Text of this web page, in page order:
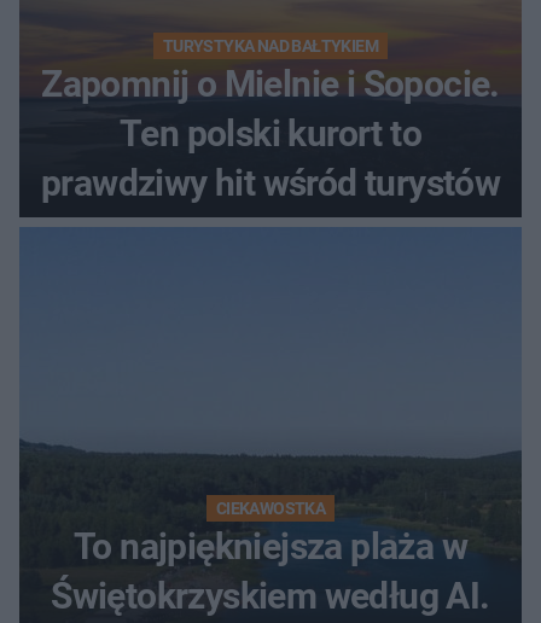
TURYSTYKA NAD BAŁTYKIEM
Zapomnij o Mielnie i Sopocie.
Ten polski kurort to
prawdziwy hit wśród turystów
CIEKAWOSTKA
To najpiękniejsza plaża w
Świętokrzyskiem według AI.